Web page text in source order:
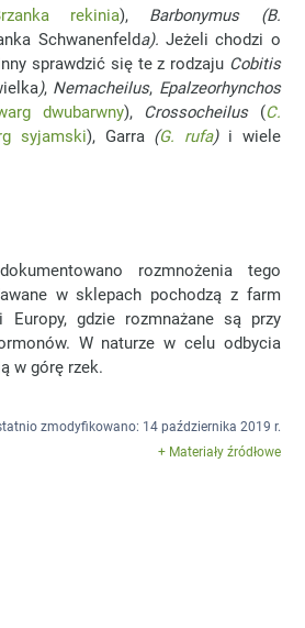
rekinia), Barbonymus (B.
Schwanenfelda). Jeżeli chodzi o
sprawdzić się te z rodzaju Cobitis
), Nemacheilus, Epalzeorhynchos
dwubarwny), Crossocheilus(C.
syjamski), Garra(G. rufa) i wiele
rozmnożenia tego
w sklepach pochodzą z farm
gdzie rozmnażane są przy
W naturze w celu odbycia
w górę rzek.
zmodyfikowano: 14 października 2019 r.
+ Materiały źródłowe